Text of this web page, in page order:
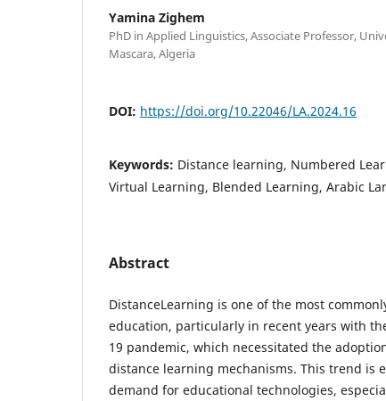
Yamina Zighem
PhD in Applied Linguistics, Associate Professor,
Mascara, Algeria
DOI: https://doi.org/10.22046/LA.2024.16
Keywords: Distance learning, Numbered
Virtual Learning, Blended Learning, Arabic
Abstract
DistanceLearning is one of the most
education, particularly in recent years with
19 pandemic, which necessitated the
distance learning mechanisms. This trend is
demand for educational technologies,